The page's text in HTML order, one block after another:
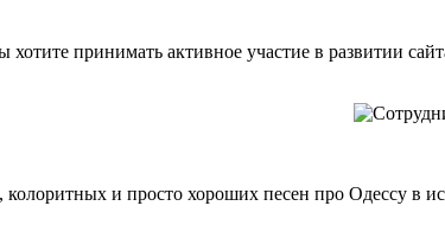
принимать активное участие в развитии
и просто хороших песен про Одессу в